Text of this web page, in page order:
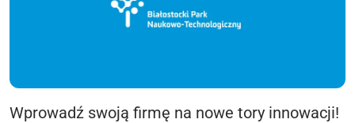
Wprowadź swoją firmę na nowe tory innowacji!